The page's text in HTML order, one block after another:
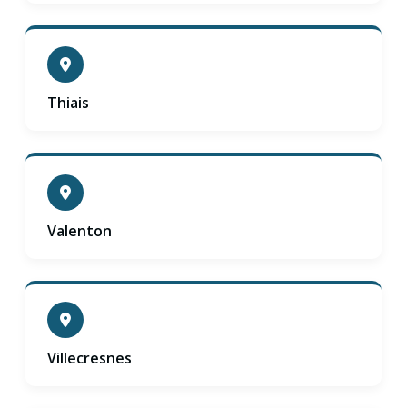
Thiais
Valenton
Villecresnes